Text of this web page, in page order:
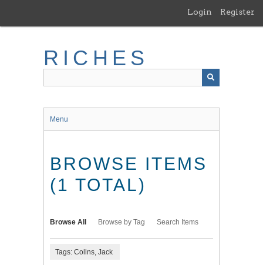
main
Login Register
RICHES
Menu
BROWSE ITEMS
(1 TOTAL)
Browse All Browse by Tag Search Items
Tags: Collns, Jack